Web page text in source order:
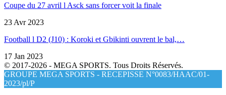
Coupe du 27 avril l Asck sans forcer voit la finale
23 Avr 2023
Football l D2 (J10) : Koroki et Gbikinti ouvrent le bal,…
17 Jan 2023
© 2017-2026 - MEGA SPORTS. Tous Droits Réservés.
GROUPE MEGA SPORTS - RECEPISSE N°0083/HAAC/01-
2023/pl/P